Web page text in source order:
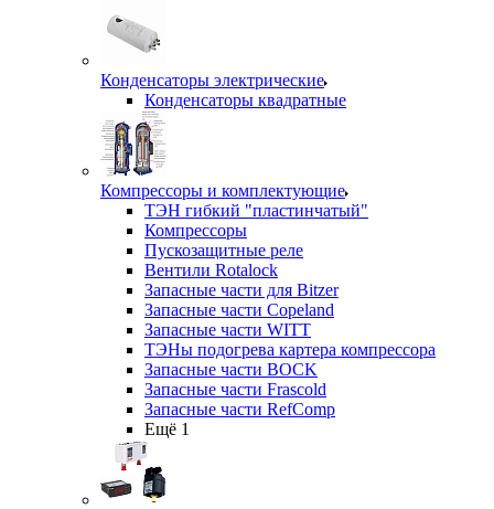
Конденсаторы электрические
Конденсаторы квадратные
Компрессоры и комплектующие
ТЭН гибкий "пластинчатый"
Компрессоры
Пускозащитные реле
Вентили Rotalock
Запасные части для Bitzer
Запасные части Copeland
Запасные части WITT
ТЭНы подогрева картера компрессора
Запасные части BOCK
Запасные части Frascold
Запасные части RefComp
Ещё 1